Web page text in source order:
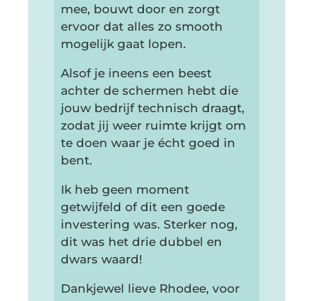
mee, bouwt door en zorgt
ervoor dat alles zo smooth
mogelijk gaat lopen.
Alsof je ineens een beest
achter de schermen hebt die
jouw bedrijf technisch draagt,
zodat jij weer ruimte krijgt om
te doen waar je écht goed in
bent.
Ik heb geen moment
getwijfeld of dit een goede
investering was. Sterker nog,
dit was het drie dubbel en
dwars waard!
Dankjewel lieve Rhodee, voor